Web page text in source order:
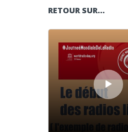
RETOUR SUR…
Lecteur audio